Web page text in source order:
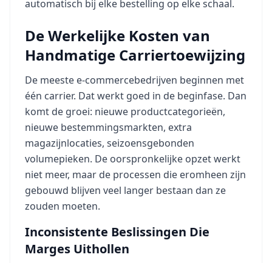
automatisch bij elke bestelling op elke schaal.
De Werkelijke Kosten van
Handmatige Carriertoewijzing
De meeste e-commercebedrijven beginnen met
één carrier. Dat werkt goed in de beginfase. Dan
komt de groei: nieuwe productcategorieën,
nieuwe bestemmingsmarkten, extra
magazijnlocaties, seizoensgebonden
volumepieken. De oorspronkelijke opzet werkt
niet meer, maar de processen die eromheen zijn
gebouwd blijven veel langer bestaan dan ze
zouden moeten.
Inconsistente Beslissingen Die
Marges Uithollen